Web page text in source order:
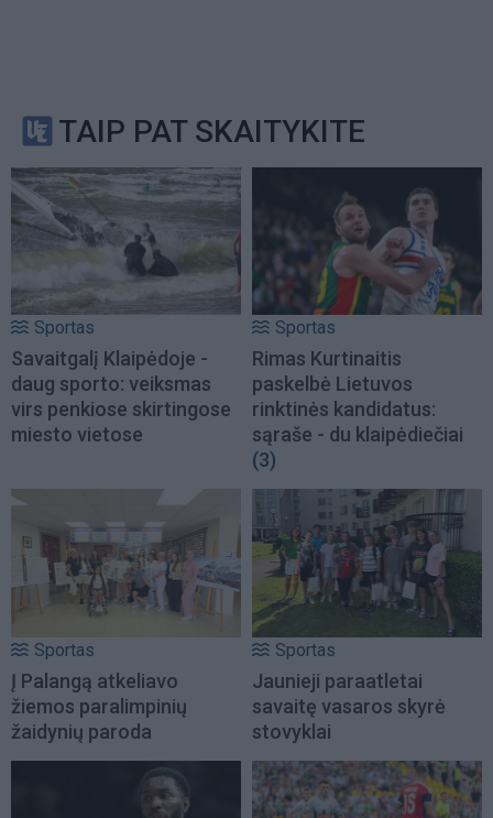
TAIP PAT SKAITYKITE
Sportas
Savaitgalį Klaipėdoje -
daug sporto: veiksmas
virs penkiose skirtingose
miesto vietose
Sportas
Rimas Kurtinaitis
paskelbė Lietuvos
rinktinės kandidatus:
sąraše - du klaipėdiečiai
(3)
Sportas
Į Palangą atkeliavo
žiemos paralimpinių
žaidynių paroda
Sportas
Jaunieji paraatletai
savaitę vasaros skyrė
stovyklai